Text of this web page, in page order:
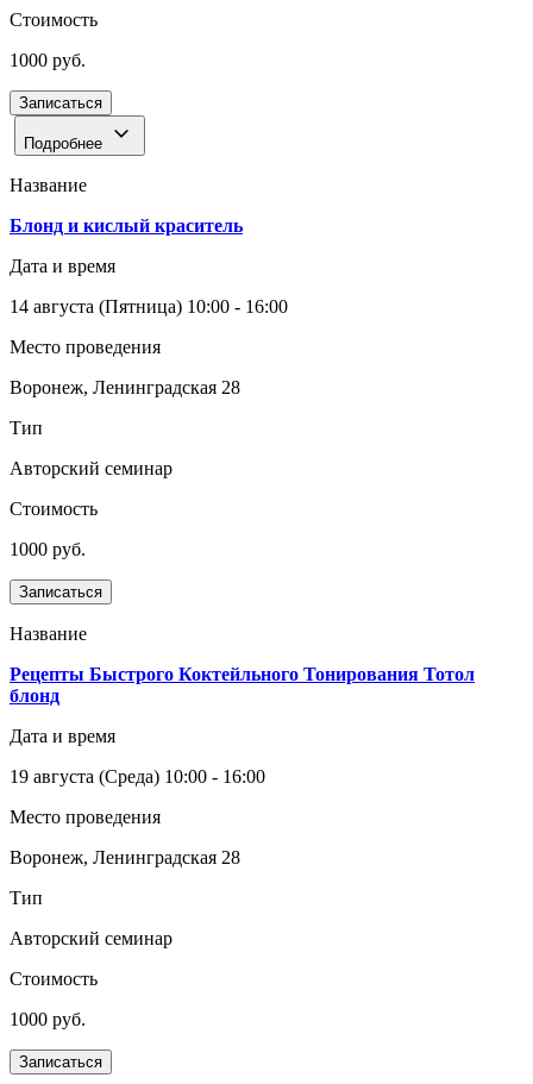
Стоимость
1000 руб.
Записаться
Подробнее
Название
Блонд и кислый краситель
Дата и время
14 августа (Пятница) 10:00 - 16:00
Место проведения
Воронеж, Ленинградская 28
Тип
Авторский семинар
Стоимость
1000 руб.
Записаться
Название
Рецепты Быстрого Коктейльного Тонирования Тотол
блонд
Дата и время
19 августа (Среда) 10:00 - 16:00
Место проведения
Воронеж, Ленинградская 28
Тип
Авторский семинар
Стоимость
1000 руб.
Записаться